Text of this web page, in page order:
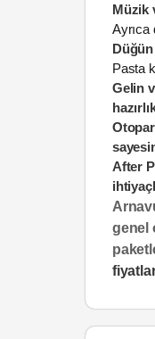
Müzik
Ayrıca
Düğün
Pasta
Gelin
After
genel